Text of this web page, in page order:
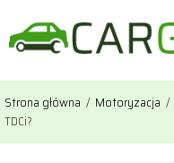
Strona główna / Motoryzacja /
TDCi?